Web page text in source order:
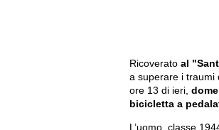
Ricoverato al
a superare i traumi
ore 13 di ieri,
bicicletta a
L’uomo, classe